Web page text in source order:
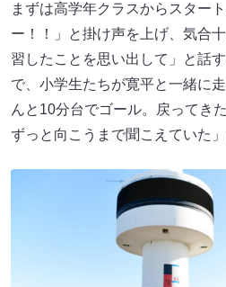
まずは高学年クラスからスター
ー！！」と掛け声を上げ、気合
習したことを思い出して」と話
で、小学生たちが寛平と一緒に
んと10分台でゴール。戻ってき
ずっと向こうまで聞こえていた